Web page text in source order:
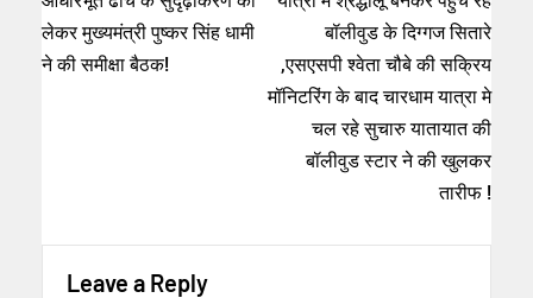
लेकर मुख्यमंत्री पुष्कर सिंह धामी
ने की समीक्षा बैठक!
बॉलीवुड के दिग्गज सितारे
,एसएसपी श्वेता चौबे की सक्रिय
मॉनिटरिंग के बाद चारधाम यात्रा मे
चल रहे सुचारु यातायात की
बॉलीवुड स्टार ने की खुलकर
तारीफ !
Leave a Reply